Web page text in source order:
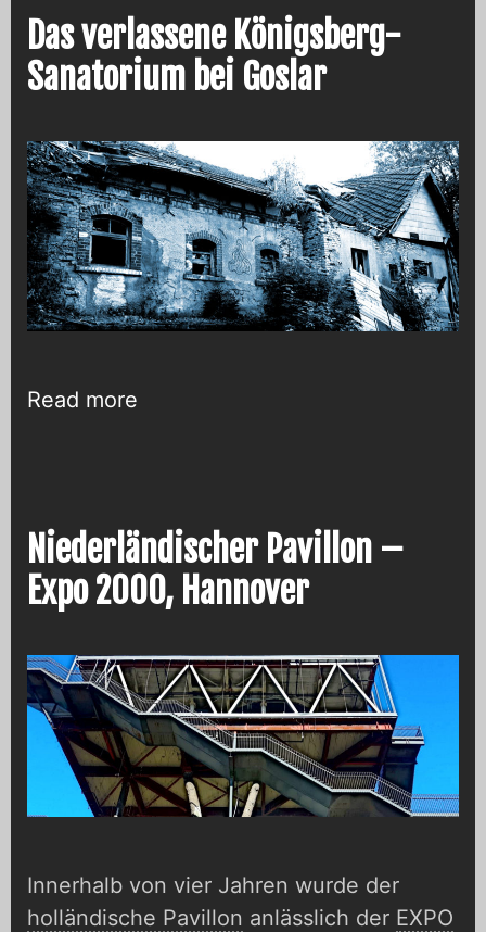
Büchenberg
bei
Elbingerode
Das verlassene Königsberg-
Sanatorium bei Goslar
Read more
bei
Goslar
Niederländischer Pavillon –
Expo 2000, Hannover
Innerhalb von vier Jahren wurde der
holländische Pavillon anlässlich der EXPO